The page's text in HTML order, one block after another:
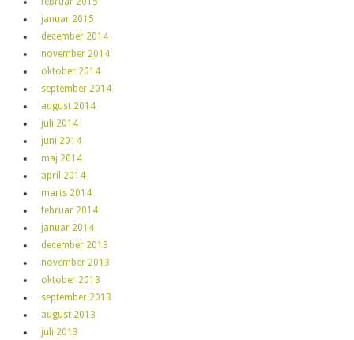
januar 2015
december 2014
november 2014
oktober 2014
september 2014
august 2014
juli 2014
juni 2014
maj 2014
april 2014
marts 2014
februar 2014
januar 2014
december 2013
november 2013
oktober 2013
september 2013
august 2013
juli 2013